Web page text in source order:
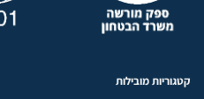
קטגוריות מובילות